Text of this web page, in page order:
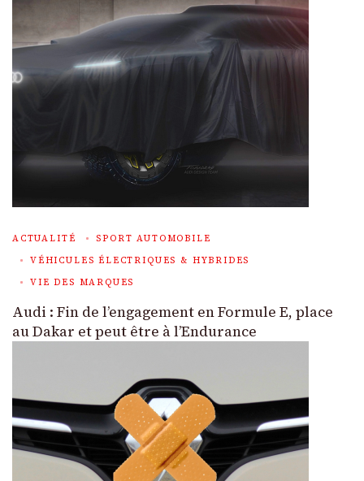
ACTUALITÉ
SPORT AUTOMOBILE
VÉHICULES ÉLECTRIQUES & HYBRIDES
VIE DES MARQUES
Audi : Fin de l’engagement en Formule E, place
au Dakar et peut être à l’Endurance